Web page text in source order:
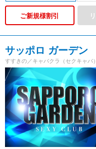
ご新規様割引
サッポロ ガーデン
すすきの／キャバクラ（セクキャバ）